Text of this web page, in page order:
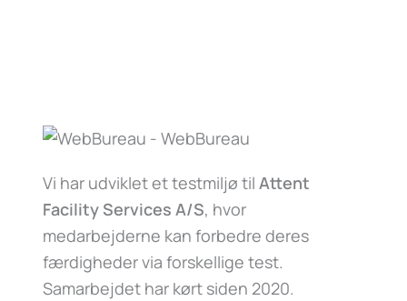
Vi har udviklet et testmiljø til Attent
Facility Services A/S, hvor
medarbejderne kan forbedre deres
færdigheder via forskellige test.
Samarbejdet har kørt siden 2020.